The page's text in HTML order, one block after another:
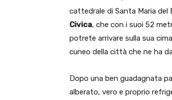
cattedrale di Santa Maria del
Civica, che con i suoi 52
potrete arrivare sulla sua
cuneo della città che ne ha
Dopo una ben guadagnata
alberato, vero e proprio